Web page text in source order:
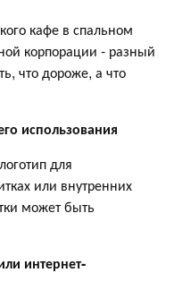
кафе в спальном
корпорации - разный
что дороже, а что
использования
для
или внутренних
может быть
интернет-